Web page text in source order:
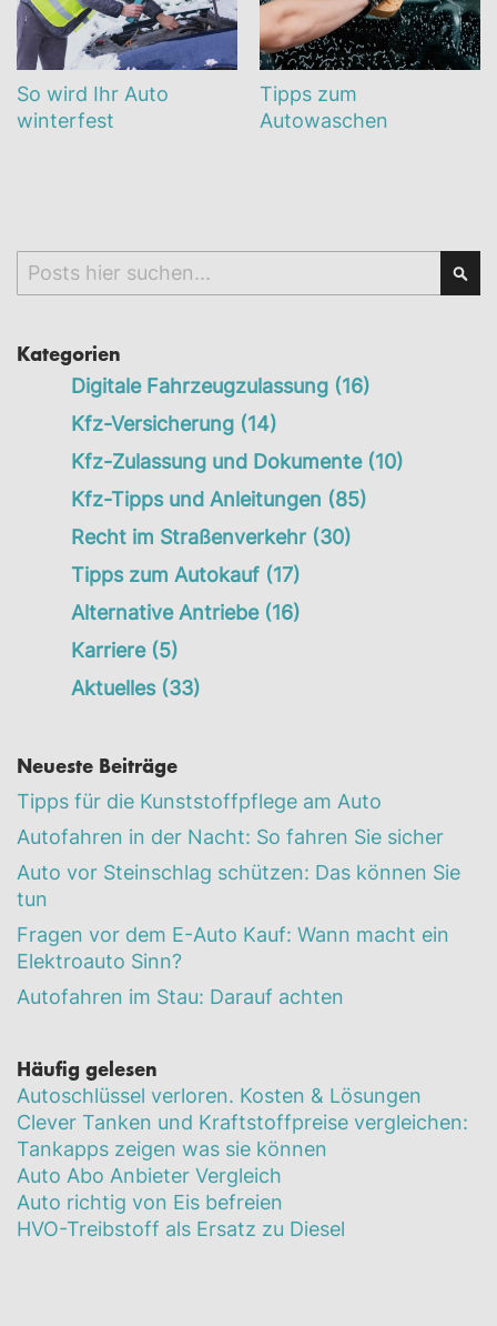
So wird Ihr Auto
winterfest
Tipps zum
Autowaschen
Search
Kategorien
Digitale Fahrzeugzulassung (16)
Kfz-Versicherung (14)
Kfz-Zulassung und Dokumente (10)
Kfz-Tipps und Anleitungen (85)
Recht im Straßenverkehr (30)
Tipps zum Autokauf (17)
Alternative Antriebe (16)
Karriere (5)
Aktuelles (33)
Neueste Beiträge
Tipps für die Kunststoffpflege am Auto
Autofahren in der Nacht: So fahren Sie sicher
Auto vor Steinschlag schützen: Das können Sie
tun
Fragen vor dem E-Auto Kauf: Wann macht ein
Elektroauto Sinn?
Autofahren im Stau: Darauf achten
Häufig gelesen
Autoschlüssel verloren. Kosten & Lösungen
Clever Tanken und Kraftstoffpreise vergleichen:
Tankapps zeigen was sie können
Auto Abo Anbieter Vergleich
Auto richtig von Eis befreien
HVO-Treibstoff als Ersatz zu Diesel